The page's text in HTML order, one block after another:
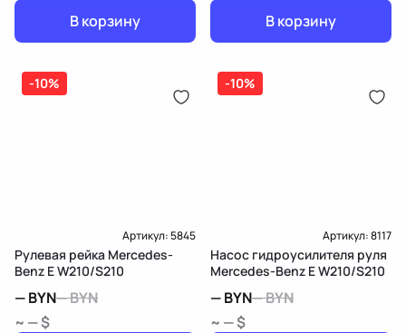
В корзину
В корзину
-10%
Артикул:5845
Рулевая рейка Mercedes-
Benz E W210/S210
—BYN—BYN
~ — $
-10%
Артикул:8117
Насос гидроусилителя руля
Mercedes-Benz E W210/S210
—BYN—BYN
~ — $